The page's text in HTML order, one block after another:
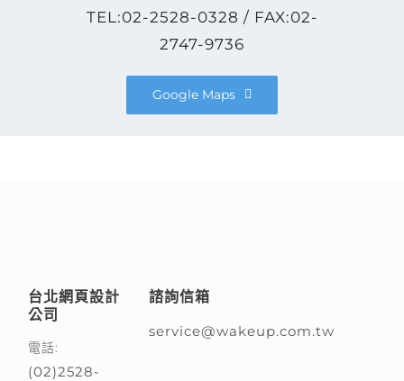
TEL:02-2528-0328 / FAX:02-
2747-9736
Google Maps
台北網頁設計
公司
電話:
(02)2528-
諮詢信箱
service@wakeup.com.tw